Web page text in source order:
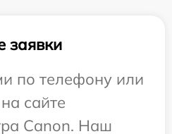
заявки
по телефону или
сайте
Canon. Наш